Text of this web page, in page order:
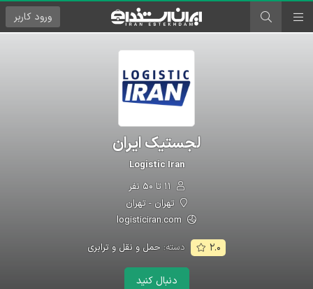
ورود کاربر
لجستیک ایران
Logistic Iran
تهران - تهران
۲.۰ دسته: حمل و نقل و ترابری
دنبال کنید